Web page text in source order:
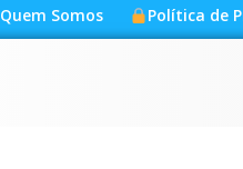
Quem Somos Política de